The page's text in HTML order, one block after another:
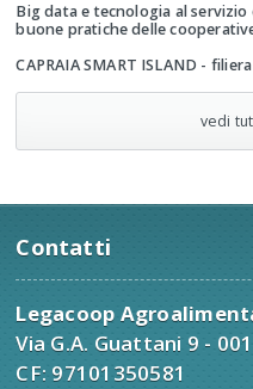
Big data e tecnologia al
buone pratiche delle
CAPRAIA SMART ISLAND -
vedi
Contatti
Legacoop
Via G.A. Guattani 9 -
CF: 97101350581